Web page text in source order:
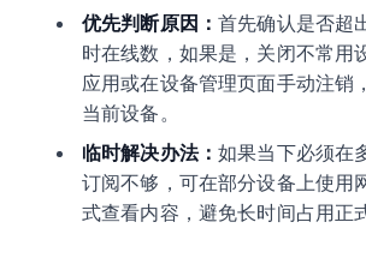
优先判断原因：首先确认是否超
时在线数，如果是，关闭不常用
应用或在设备管理页面手动注销
当前设备。
临时解决办法：如果当下必须在
订阅不够，可在部分设备上使用
式查看内容，避免长时间占用正